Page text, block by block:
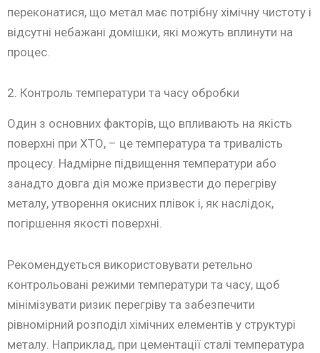
переконатися, що метал має потрібну хімічну чистоту і
відсутні небажані домішки, які можуть вплинути на
процес.
2. Контроль температури та часу обробки
Один з основних факторів, що впливають на якість
поверхні при ХТО, – це температура та тривалість
процесу. Надмірне підвищення температури або
занадто довга дія може призвести до перегріву
металу, утворення окисних плівок і, як наслідок,
погіршення якості поверхні.
Рекомендується використовувати ретельно
контрольовані режими температури та часу, щоб
мінімізувати ризик перегріву та забезпечити
рівномірний розподіл хімічних елементів у структурі
металу. Наприклад, при цементації сталі температура